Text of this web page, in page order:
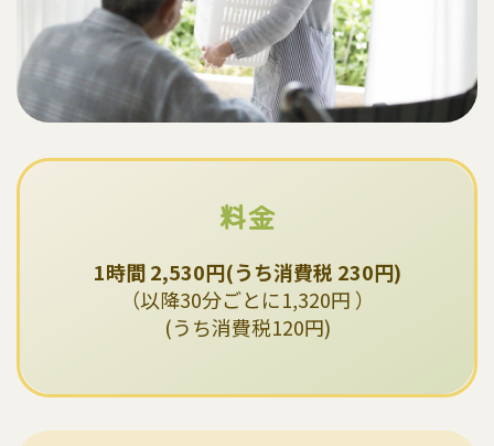
料金
1時間 2,530円(うち消費税 230円)
（以降30分ごとに1,320円 ）
(うち消費税120円)